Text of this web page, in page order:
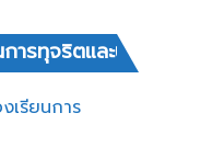
ารทุจริตและประพฤติมิ
เรียนการ